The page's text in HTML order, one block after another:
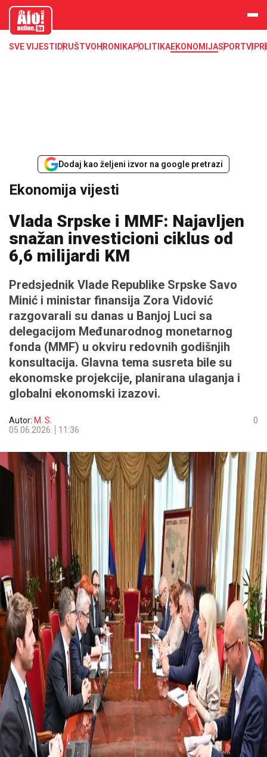
aloonline.b
SVE VIJESTI DRUŠTVOHRONIKAPOLITIKAEKONOMIJASPORTVIP
Dodaj kao željeni izvor na google pretrazi
Ekonomija vijesti
Vlada Srpske i MMF: Najavljen
snažan investicioni ciklus od
6,6 milijardi KM
Predsjednik Vlade Republike Srpske Savo
Minić i ministar finansija Zora Vidović
razgovarali su danas u Banjoj Luci sa
delegacijom Međunarodnog monetarnog
fonda (MMF) u okviru redovnih godišnjih
konsultacija. Glavna tema susreta bile su
ekonomske projekcije, planirana ulaganja i
globalni ekonomski izazovi.
Autor: M. S.
05.06.2026.
11:36
0